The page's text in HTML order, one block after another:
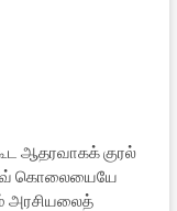
ஆதரவாக‌க் குரல்
கொலையையே
அரசியலைத்